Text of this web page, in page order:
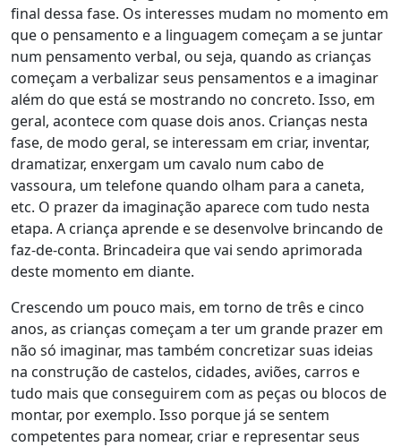
final dessa fase. Os interesses mudam no momento em
que o pensamento e a linguagem começam a se juntar
num pensamento verbal, ou seja, quando as crianças
começam a verbalizar seus pensamentos e a imaginar
além do que está se mostrando no concreto. Isso, em
geral, acontece com quase dois anos. Crianças nesta
fase, de modo geral, se interessam em criar, inventar,
dramatizar, enxergam um cavalo num cabo de
vassoura, um telefone quando olham para a caneta,
etc. O prazer da imaginação aparece com tudo nesta
etapa. A criança aprende e se desenvolve brincando de
faz-de-conta. Brincadeira que vai sendo aprimorada
deste momento em diante.
Crescendo um pouco mais, em torno de três e cinco
anos, as crianças começam a ter um grande prazer em
não só imaginar, mas também concretizar suas ideias
na construção de castelos, cidades, aviões, carros e
tudo mais que conseguirem com as peças ou blocos de
montar, por exemplo. Isso porque já se sentem
competentes para nomear, criar e representar seus